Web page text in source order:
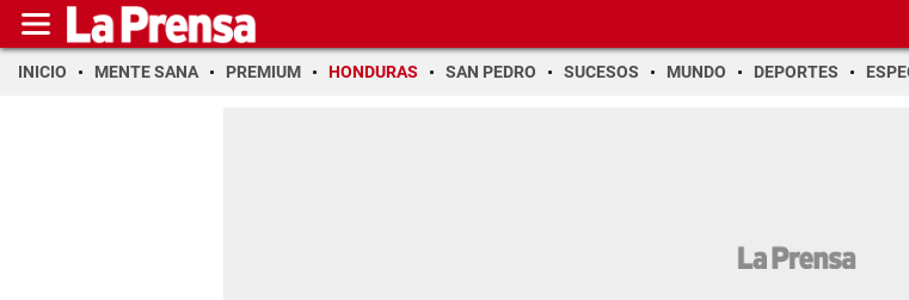
INICIO MENTE SANA PREMIUM HONDURAS SAN PEDRO SUCESOS MUNDO DEPORTES